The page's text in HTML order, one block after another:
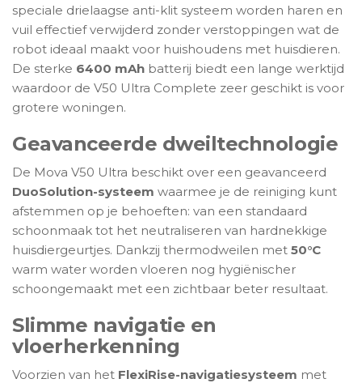
speciale drielaagse anti-klit systeem worden haren en
vuil effectief verwijderd zonder verstoppingen wat de
robot ideaal maakt voor huishoudens met huisdieren.
De sterke 6400 mAh batterij biedt een lange werktijd
waardoor de V50 Ultra Complete zeer geschikt is voor
grotere woningen.
Geavanceerde dweiltechnologie
De Mova V50 Ultra beschikt over een geavanceerd
DuoSolution-systeem waarmee je de reiniging kunt
afstemmen op je behoeften: van een standaard
schoonmaak tot het neutraliseren van hardnekkige
huisdiergeurtjes. Dankzij thermodweilen met 50°C
warm water worden vloeren nog hygiënischer
schoongemaakt met een zichtbaar beter resultaat.
Slimme navigatie en
vloerherkenning
Voorzien van het FlexiRise-navigatiesysteem met